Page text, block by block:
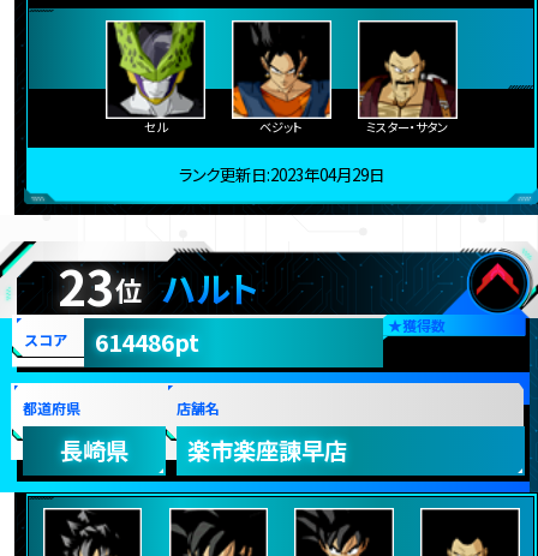
セル ベジット ミスター・サタン
ランク更新日:2023年04月29日
23位 ハルト
★獲得数
スコア 614486pt
都道府県
長崎県
店舗名
楽市楽座諫早店